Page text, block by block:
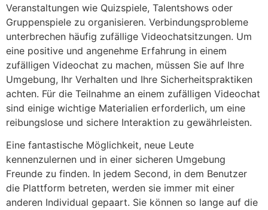
Veranstaltungen wie Quizspiele, Talentshows oder
Gruppenspiele zu organisieren. Verbindungsprobleme
unterbrechen häufig zufällige Videochatsitzungen. Um
eine positive und angenehme Erfahrung in einem
zufälligen Videochat zu machen, müssen Sie auf Ihre
Umgebung, Ihr Verhalten und Ihre Sicherheitspraktiken
achten. Für die Teilnahme an einem zufälligen Videochat
sind einige wichtige Materialien erforderlich, um eine
reibungslose und sichere Interaktion zu gewährleisten.
Eine fantastische Möglichkeit, neue Leute
kennenzulernen und in einer sicheren Umgebung
Freunde zu finden. In jedem Second, in dem Benutzer
die Plattform betreten, werden sie immer mit einer
anderen Individual gepaart. Sie können so lange auf die